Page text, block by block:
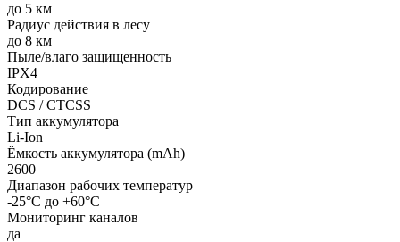
до 5 км
Радиус действия в лесу
до 8 км
Пыле/влаго защищенность
IPX4
Кодирование
DCS / CTCSS
Тип аккумулятора
Li-Ion
Ёмкость аккумулятора (mAh)
2600
Диапазон рабочих температур
-25°С до +60°С
Мониторинг каналов
да